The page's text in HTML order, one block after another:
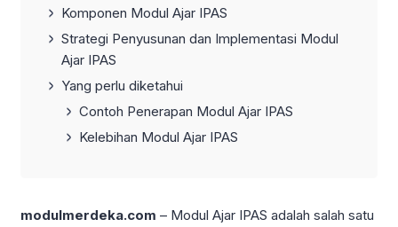
Komponen Modul Ajar IPAS
Strategi Penyusunan dan Implementasi Modul
Ajar IPAS
Yang perlu diketahui
Contoh Penerapan Modul Ajar IPAS
Kelebihan Modul Ajar IPAS
modulmerdeka.com – Modul Ajar IPAS adalah salah satu